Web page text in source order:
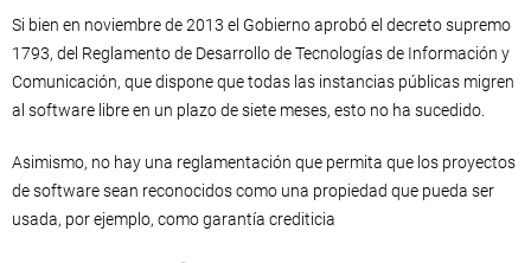
Si bien en noviembre de 2013 el Gobierno aprobó el decreto supremo
1793, del Reglamento de Desarrollo de Tecnologías de Información y
Comunicación, que dispone que todas las instancias públicas migren
al software libre en un plazo de siete meses, esto no ha sucedido.
Asimismo, no hay una reglamentación que permita que los proyectos
de software sean reconocidos como una propiedad que pueda ser
usada, por ejemplo, como garantía crediticia